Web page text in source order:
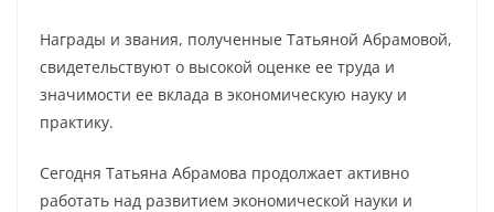
Награды и звания, полученные Татьяной Абрамовой,
свидетельствуют о высокой оценке ее труда и
значимости ее вклада в экономическую науку и
практику.
Сегодня Татьяна Абрамова продолжает активно
работать над развитием экономической науки и